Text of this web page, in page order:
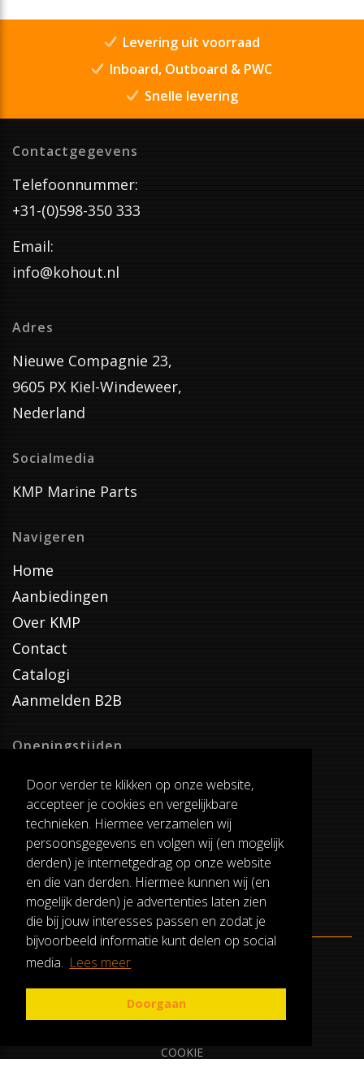
Door verder te klikken op onze website,
accepteer je cookies en vergelijkbare
technieken. Hiermee verzamelen wij
persoonsgegevens en volgen wij (en mogelijk
derden) je internetgedrag op onze website
en die van derden. Hiermee kunnen wij (en
mogelijk derden) je advertenties laten zien
die bij jouw interesses passen en zodat je
bijvoorbeeld informatie kunt delen op social
media. Lees meer
Doorgaan
Levering uit voorraad
Inboard, Outboard & PWC
Snelle levering
Contactgegevens
Telefoonnummer:
+31-(0)598-350 333
Email:
info@kohout.nl
Adres
Nieuwe Compagnie 23,
9605 PX Kiel-Windeweer,
Nederland
Socialmedia
KMP Marine Parts
Navigeren
Home
Aanbiedingen
Over KMP
Contact
Catalogi
Aanmelden B2B
Openingstijden
Dinsdag T/M Zaterdag
van 8:00-17:00
Verzenddagen
Dinsdag T/M Vrijdag
Pauze
12:30-13:00
ALGEMENE VOORWAARDEN
RUILEN EN RETOURNEREN
COOKIE